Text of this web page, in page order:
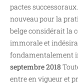
pactes
nouveau pour la
belge considérait la
immorale et
fondamentalement
septembre 2018
entre en vigueur et